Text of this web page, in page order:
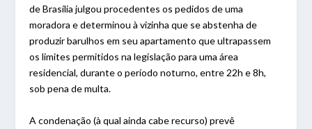
de Brasília julgou procedentes os pedidos de uma
moradora e determinou à vizinha que se abstenha de
produzir barulhos em seu apartamento que ultrapassem
os limites permitidos na legislação para uma área
residencial, durante o período noturno, entre 22h e 8h,
sob pena de multa.
A condenação (à qual ainda cabe recurso) prevê